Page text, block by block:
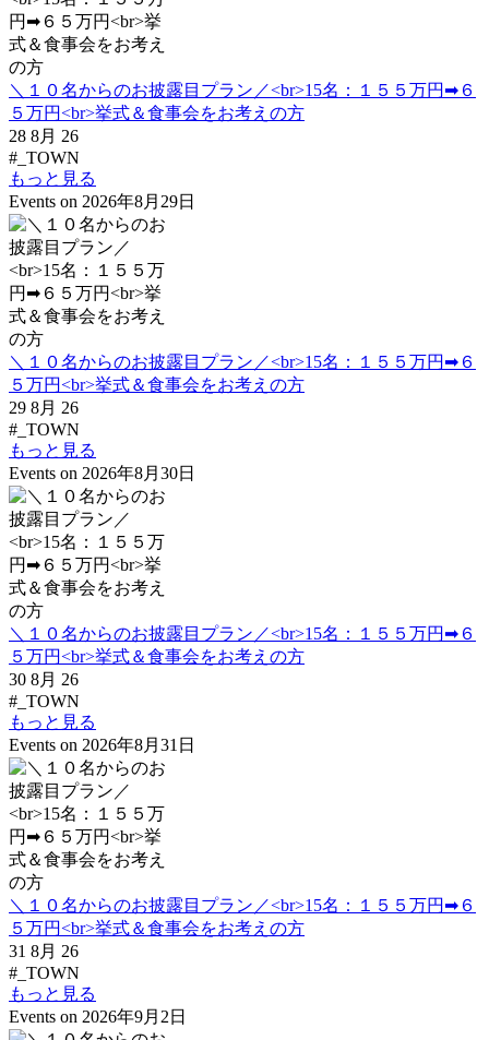
＼１０名からのお披露目プラン／<br>15名：１５５万円➡６
５万円<br>挙式＆食事会をお考えの方
28 8月 26
#_TOWN
もっと見る
Events on 2026年8月29日
＼１０名からのお披露目プラン／<br>15名：１５５万円➡６
５万円<br>挙式＆食事会をお考えの方
29 8月 26
#_TOWN
もっと見る
Events on 2026年8月30日
＼１０名からのお披露目プラン／<br>15名：１５５万円➡６
５万円<br>挙式＆食事会をお考えの方
30 8月 26
#_TOWN
もっと見る
Events on 2026年8月31日
＼１０名からのお披露目プラン／<br>15名：１５５万円➡６
５万円<br>挙式＆食事会をお考えの方
31 8月 26
#_TOWN
もっと見る
Events on 2026年9月2日